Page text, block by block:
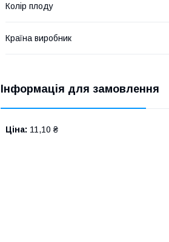
Колір плоду
Країна виробник
Інформація для замовлення
Ціна: 11,10 ₴